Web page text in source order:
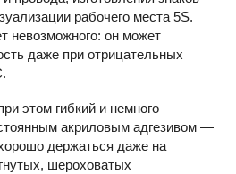
рабочего места 5S.
невозможного: он может
даже при отрицательных
этом гибкий и немного
акриловым адгезивом —
держаться даже на
шероховатых